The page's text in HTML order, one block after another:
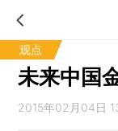
观点
未来中国
2015年02月04日